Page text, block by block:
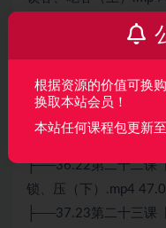
├──33.19第十九课【
锁客、吃客（下）
客、锁客、吃客（案
├──35.21第二十一课
├──36.22第二十二课
锁、压（下）.mp4
├──37.23第二十三课
根据资源的价值可换
换取本站会员！
本站任何课程包更新至